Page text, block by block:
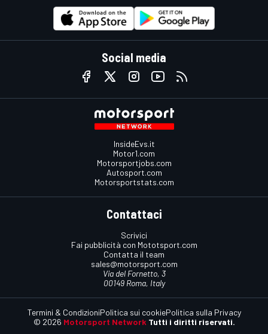
Social media
InsideEvs.it
Motor1.com
Motorsportjobs.com
Autosport.com
Motorsportstats.com
Contattaci
Scrivici
Fai pubblicità con Mototsport.com
Contatta il team
sales@motorsport.com
Via del Fornetto, 3
00149 Roma, Italy
© 2026 Motorsport Network Tutti i diritti riservati.
Termini & CondizioniPolitica sui cookiePolitica sulla Privacy